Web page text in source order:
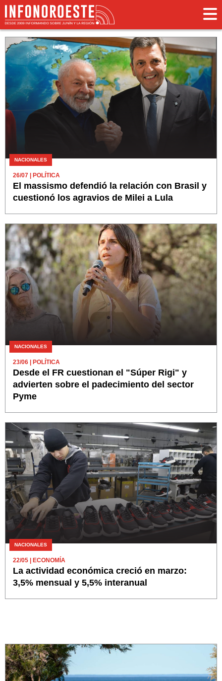
NACIONALES
26/07 | POLÍTICA
El massismo defendió la relación con Brasil y
cuestionó los agravios de Milei a Lula
NACIONALES
23/06 | POLÍTICA
Desde el FR cuestionan el "Súper Rigi" y
advierten sobre el padecimiento del sector
Pyme
NACIONALES
22/05 | ECONOMÍA
La actividad económica creció en marzo:
3,5% mensual y 5,5% interanual